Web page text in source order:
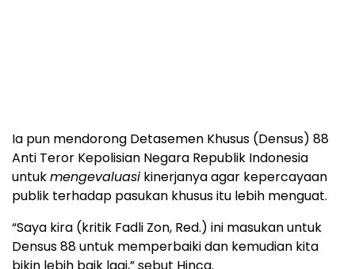
Ia pun mendorong Detasemen Khusus (Densus) 88
Anti Teror Kepolisian Negara Republik Indonesia
untukmengevaluasi kinerjanya agar kepercayaan
publik terhadap pasukan khusus itu lebih menguat.
“Saya kira (kritik Fadli Zon, Red.) ini masukan untuk
Densus 88 untuk memperbaiki dan kemudian kita